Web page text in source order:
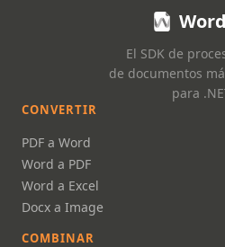
El SDK de
de documentos
para
CONVERTIR
PDF a Word
Word a PDF
Word a Excel
Docx a Image
COMBINAR